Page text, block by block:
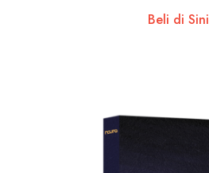
Beli di Sini